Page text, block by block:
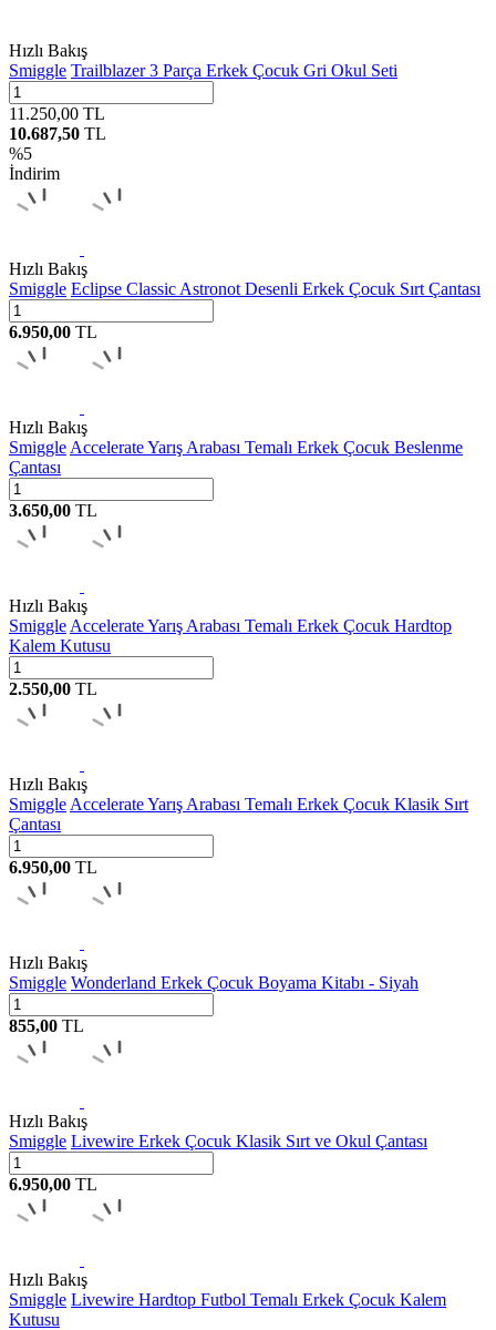
Hızlı Bakış
Smiggle Trailblazer 3 Parça Erkek Çocuk Gri Okul Seti
11.250,00 TL
10.687,50 TL
%5
İndirim
Hızlı Bakış
Smiggle Eclipse Classic Astronot Desenli Erkek Çocuk Sırt Çantası
6.950,00 TL
Hızlı Bakış
Smiggle Accelerate Yarış Arabası Temalı Erkek Çocuk Beslenme
Çantası
3.650,00 TL
Hızlı Bakış
Smiggle Accelerate Yarış Arabası Temalı Erkek Çocuk Hardtop
Kalem Kutusu
2.550,00 TL
Hızlı Bakış
Smiggle Accelerate Yarış Arabası Temalı Erkek Çocuk Klasik Sırt
Çantası
6.950,00 TL
Hızlı Bakış
Smiggle Wonderland Erkek Çocuk Boyama Kitabı - Siyah
855,00 TL
Hızlı Bakış
Smiggle Livewire Erkek Çocuk Klasik Sırt ve Okul Çantası
6.950,00 TL
Hızlı Bakış
Smiggle Livewire Hardtop Futbol Temalı Erkek Çocuk Kalem
Kutusu